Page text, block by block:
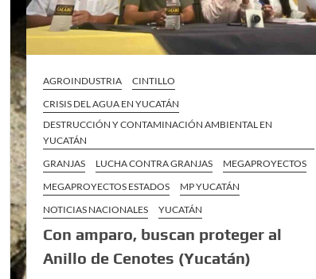
AGROINDUSTRIA
CINTILLO
CRISIS DEL AGUA EN YUCATÁN
DESTRUCCIÓN Y CONTAMINACIÓN AMBIENTAL EN
YUCATÁN
GRANJAS
LUCHA CONTRA GRANJAS
MEGAPROYECTOS
MEGAPROYECTOS ESTADOS
MP YUCATÁN
NOTICIAS NACIONALES
YUCATÁN
Con amparo, buscan proteger al
Anillo de Cenotes (Yucatán)